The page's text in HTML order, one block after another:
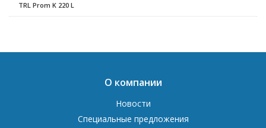
TRL Prom K 220 L
О компании
Новости
Специальные предложения